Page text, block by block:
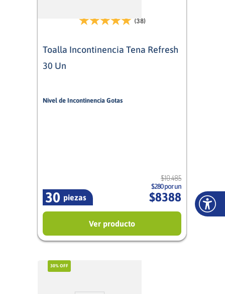
(38)
Toalla Incontinencia Tena Refresh
30 Un
Nivel de Incontinencia Gotas
piezas
30
$10.485
$280 por un
$8388
Ver producto
30% OFF